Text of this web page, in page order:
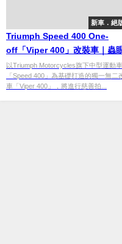
新車．絕
Triumph Speed 400 One-
off「Viper 400」改裝車｜蟲眼
燈造型、設計師力作將登上拍
以Triumph Motorcycles旗下中型運動
「Speed 400」為基礎打造的獨一無二
車「Viper 400」，將進行慈善拍...